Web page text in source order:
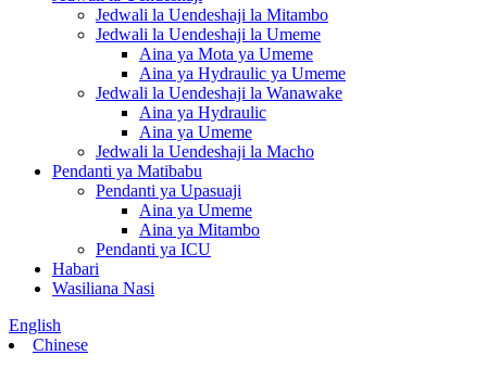
Jedwali la Uendeshaji la Mitambo
Jedwali la Uendeshaji la Umeme
Aina ya Mota ya Umeme
Aina ya Hydraulic ya Umeme
Jedwali la Uendeshaji la Wanawake
Aina ya Hydraulic
Aina ya Umeme
Jedwali la Uendeshaji la Macho
Pendanti ya Matibabu
Pendanti ya Upasuaji
Aina ya Umeme
Aina ya Mitambo
Pendanti ya ICU
Habari
Wasiliana Nasi
English
Chinese